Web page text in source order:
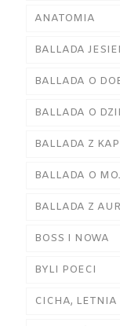
ANATOMIA
BALLADA
BALLADA O
BALLADA O
BALLADA Z
BALLADA O
BALLADA Z
BOSS I NOWA
BYLI POECI
CICHA, LETNIA